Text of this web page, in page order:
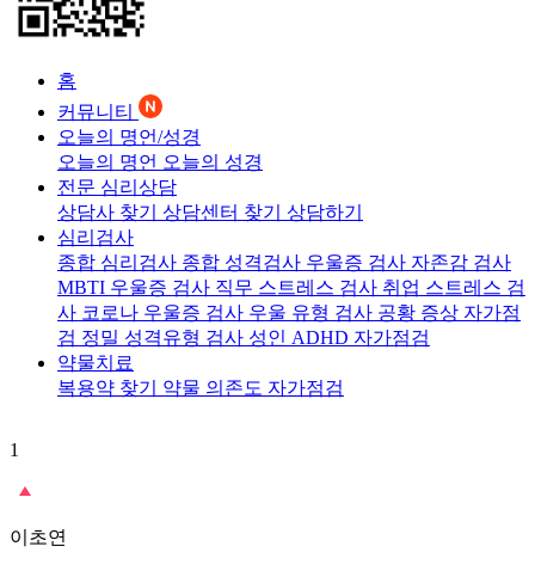
홈
커뮤니티
오늘의 명언/성경
오늘의 명언 오늘의 성경
전문 심리상담
상담사 찾기 상담센터 찾기 상담하기
심리검사
종합 심리검사 종합 성격검사 우울증 검사 자존감 검사
MBTI 우울증 검사 직무 스트레스 검사 취업 스트레스 검
사 코로나 우울증 검사 우울 유형 검사 공황 증상 자가점
검 정밀 성격유형 검사 성인 ADHD 자가점검
약물치료
복용약 찾기 약물 의존도 자가점검
1
이초연